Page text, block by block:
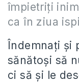
împietriţi
ca în ziua
Îndemnați și
sănătoși să
ci să și le